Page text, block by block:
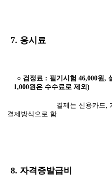
7. 응시료
○ 검정료 : 필기시험 46,000원,
1,000원은 수수료로 제외)
결제는 신용카드, 계좌이
결제방식으로 함.
8. 자격증발급비